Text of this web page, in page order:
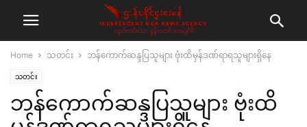
Home သတင်း ဘန်ကောက်ဆန္ဒပြသူများ ဗုံးထိမှန်ဒဏ်ရာရသူများရှိနေ
သတင်း
ဘန်ကောက်ဆန္ဒပြသူများ ဗုံးထိ